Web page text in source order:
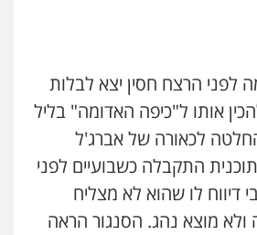
לפני הרצח חסין יצא לבלות
אותו ל"כיפה האדומה" בליל
לכאורה של אברג'ל
התקבלה כשבועיים לפני
דיווח לו שהוא לא מצליח
ולא מוצא נהג. הסנגור הראה